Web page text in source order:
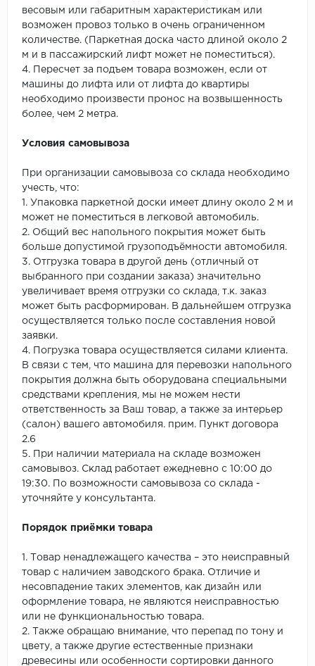
весовым или габаритным характеристикам или
возможен провоз только в очень ограниченном
количестве. (Паркетная доска часто длиной около 2
м и в пассажирский лифт может не поместиться).
4. Пересчет за подъем товара возможен, если от
машины до лифта или от лифта до квартиры
необходимо произвести пронос на возвышенность
более, чем 2 метра.
Условия самовывоза
При организации самовывоза со склада необходимо
учесть, что:
1. Упаковка паркетной доски имеет длину около 2 м и
может не поместиться в легковой автомобиль.
2. Общий вес напольного покрытия может быть
больше допустимой грузоподъёмности автомобиля.
3. Отгрузка товара в другой день (отличный от
выбранного при создании заказа) значительно
увеличивает время отгрузки со склада, т.к. заказ
может быть расформирован. В дальнейшем отгрузка
осуществляется только после составления новой
заявки.
4. Погрузка товара осуществляется силами клиента.
В связи с тем, что машина для перевозки напольного
покрытия должна быть оборудована специальными
средствами крепления, мы не можем нести
ответственность за Ваш товар, а также за интерьер
(салон) вашего автомобиля. прим. Пункт договора
2.6
5. При наличии материала на складе возможен
самовывоз. Склад работает ежедневно с 10:00 до
19:30. По возможности самовывоза со склада -
уточняйте у консультанта.
Порядок приёмки товара
1. Товар ненадлежащего качества – это неисправный
товар с наличием заводского брака. Отличие и
несовпадение таких элементов, как дизайн или
оформление товара, не являются неисправностью
или не функциональностью товара.
2. Также обращаю внимание, что перепад по тону и
цвету, а также другие естественные признаки
древесины или особенности сортировки данного